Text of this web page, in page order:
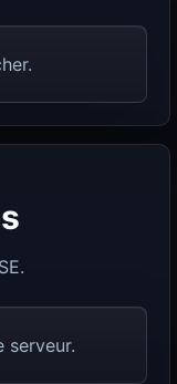
serveur.